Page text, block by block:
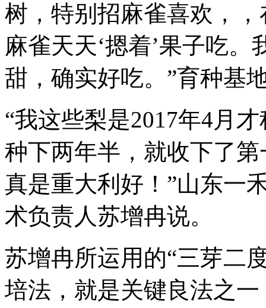
树，特别招麻雀喜欢，
麻雀天天‘摁着’果子吃
甜，确实好吃。”育种基
“我这些梨是2017年4月
种下两年半，就收下了
真是重大利好！”山东一
术负责人苏增冉说。
苏增冉所运用的“三芽二
培法，就是关键良法之